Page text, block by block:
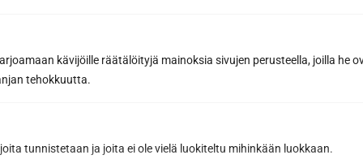
kävijöille räätälöityjä mainoksia sivujen perusteella, joilla he
tehokkuutta.
tunnistetaan ja joita ei ole vielä luokiteltu mihinkään luokkaan.
eller enligt överenskommelse.
Sun Sauna Oy, Vanda, Pakkala